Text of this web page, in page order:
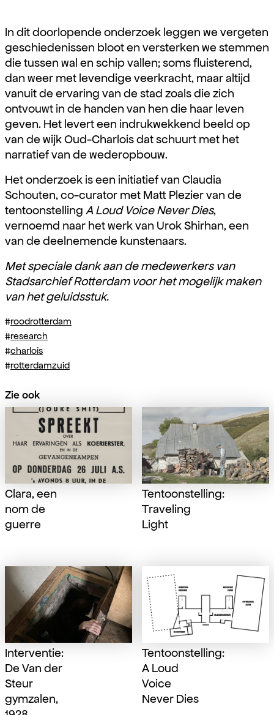
In dit doorlopende onderzoek leggen we vergeten
geschiedenissen bloot en versterken we stemmen
die tussen wal en schip vallen; soms fluisterend,
dan weer met levendige veerkracht, maar altijd
vanuit de ervaring van de stad zoals die zich
ontvouwt in de handen van hen die haar leven
geven. Het levert een indrukwekkend beeld op
van de wijk Oud-Charlois dat schuurt met het
narratief van de wederopbouw.
Het onderzoek is een initiatief van Claudia
Schouten, co-curator met Matt Plezier van de
tentoonstelling A Loud Voice Never Dies,
vernoemd naar het werk van Urok Shirhan, een
van de deelnemende kunstenaars.
Met speciale dank aan de medewerkers van
Stadsarchief Rotterdam voor het mogelijk maken
van het geluidsstuk.
#roodrotterdam
#research
#charlois
#rotterdamzuid
Zie ook
Clara, een
nom de
guerre
Tentoonstelling:
Traveling
Light
Interventie:
De Van der
Steur
gymzalen,
Tentoonstelling:
A Loud
Voice
Never Dies